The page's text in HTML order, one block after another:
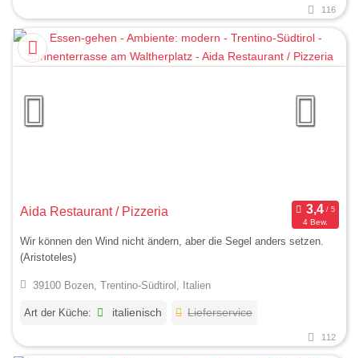
116
Aida Restaurant / Pizzeria
4 Bew.
Wir können den Wind nicht ändern, aber die Segel anders setzen.
(Aristoteles)
39100 Bozen, Trentino-Südtirol, Italien
Art der Küche: italienisch Lieferservice
112